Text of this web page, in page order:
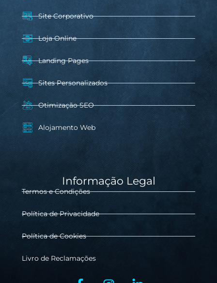
Site Corporativo
Loja Online
Landing Pages
Sites Personalizados
Otimização SEO
Alojamento Web
Informação Legal
Termos e Condições
Política de Privacidade
Política de Cookies
Livro de Reclamações